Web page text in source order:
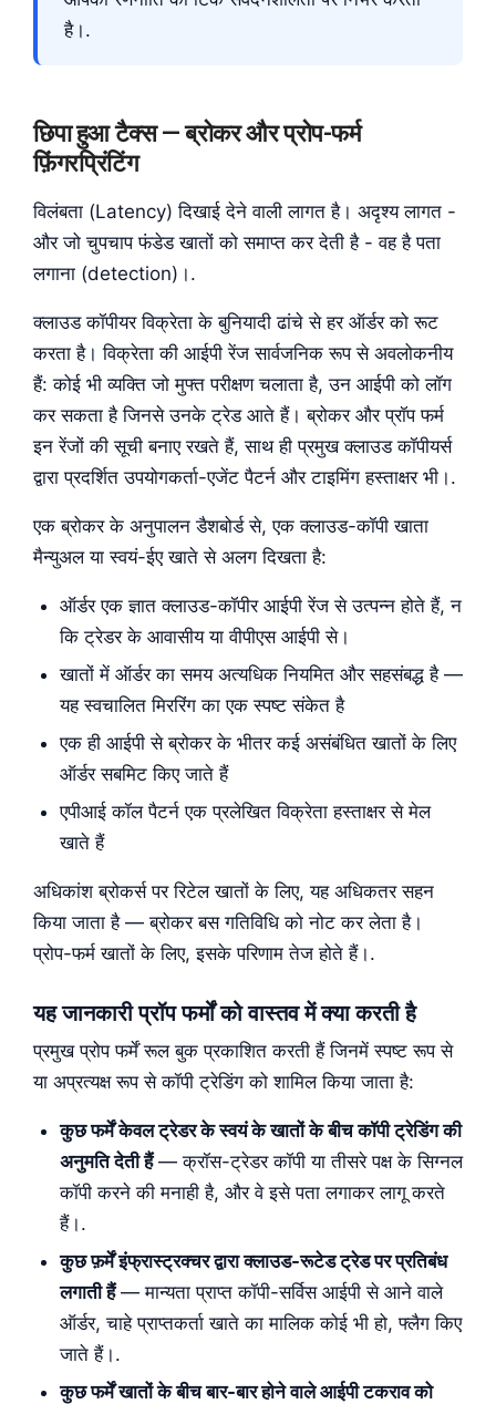
है।.
छिपा हुआ टैक्स — ब्रोकर और प्रोप-फर्म
फ़िंगरप्रिंटिंग
विलंबता (Latency) दिखाई देने वाली लागत है। अदृश्य लागत -
और जो चुपचाप फंडेड खातों को समाप्त कर देती है - वह है पता
लगाना (detection)।.
क्लाउड कॉपीयर विक्रेता के बुनियादी ढांचे से हर ऑर्डर को रूट
करता है। विक्रेता की आईपी रेंज सार्वजनिक रूप से अवलोकनीय
हैं: कोई भी व्यक्ति जो मुफ्त परीक्षण चलाता है, उन आईपी को लॉग
कर सकता है जिनसे उनके ट्रेड आते हैं। ब्रोकर और प्रॉप फर्म
इन रेंजों की सूची बनाए रखते हैं, साथ ही प्रमुख क्लाउड कॉपीयर्स
द्वारा प्रदर्शित उपयोगकर्ता-एजेंट पैटर्न और टाइमिंग हस्ताक्षर भी।.
एक ब्रोकर के अनुपालन डैशबोर्ड से, एक क्लाउड-कॉपी खाता
मैन्युअल या स्वयं-ईए खाते से अलग दिखता है:
ऑर्डर एक ज्ञात क्लाउड-कॉपीर आईपी रेंज से उत्पन्न होते हैं, न
कि ट्रेडर के आवासीय या वीपीएस आईपी से।
खातों में ऑर्डर का समय अत्यधिक नियमित और सहसंबद्ध है —
यह स्वचालित मिररिंग का एक स्पष्ट संकेत है
एक ही आईपी से ब्रोकर के भीतर कई असंबंधित खातों के लिए
ऑर्डर सबमिट किए जाते हैं
एपीआई कॉल पैटर्न एक प्रलेखित विक्रेता हस्ताक्षर से मेल
खाते हैं
अधिकांश ब्रोकर्स पर रिटेल खातों के लिए, यह अधिकतर सहन
किया जाता है — ब्रोकर बस गतिविधि को नोट कर लेता है।
प्रोप-फर्म खातों के लिए, इसके परिणाम तेज होते हैं।.
यह जानकारी प्रॉप फर्मों को वास्तव में क्या करती है
प्रमुख प्रोप फर्में रूल बुक प्रकाशित करती हैं जिनमें स्पष्ट रूप से
या अप्रत्यक्ष रूप से कॉपी ट्रेडिंग को शामिल किया जाता है:
कुछ फर्में केवल ट्रेडर के स्वयं के खातों के बीच कॉपी ट्रेडिंग की
अनुमति देती हैं— क्रॉस-ट्रेडर कॉपी या तीसरे पक्ष के सिग्नल
कॉपी करने की मनाही है, और वे इसे पता लगाकर लागू करते
हैं।.
कुछ फ़र्में इंफ्रास्ट्रक्चर द्वारा क्लाउड-रूटेड ट्रेड पर प्रतिबंध
लगाती हैं— मान्यता प्राप्त कॉपी-सर्विस आईपी से आने वाले
ऑर्डर, चाहे प्राप्तकर्ता खाते का मालिक कोई भी हो, फ्लैग किए
जाते हैं।.
कुछ फर्में खातों के बीच बार-बार होने वाले आईपी टकराव को